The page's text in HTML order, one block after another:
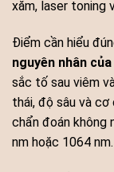
xăm, laser toning
Điểm cần hiểu
nguyên nhân
sắc tố sau viêm
thái, độ sâu và
chẩn đoán không
nm hoặc 1064 nm.